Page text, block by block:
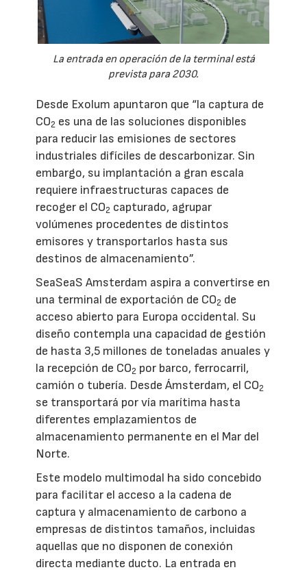
La entrada en operación de la terminal está
prevista para 2030.
Desde Exolum apuntaron que “la captura de
CO2 es una de las soluciones disponibles
para reducir las emisiones de sectores
industriales difíciles de descarbonizar. Sin
embargo, su implantación a gran escala
requiere infraestructuras capaces de
recoger el CO2 capturado, agrupar
volúmenes procedentes de distintos
emisores y transportarlos hasta sus
destinos de almacenamiento”.
SeaSeaS Amsterdam aspira a convertirse en
una terminal de exportación de CO2 de
acceso abierto para Europa occidental. Su
diseño contempla una capacidad de gestión
de hasta 3,5 millones de toneladas anuales y
la recepción de CO2 por barco, ferrocarril,
camión o tubería. Desde Ámsterdam, el CO2
se transportará por vía marítima hasta
diferentes emplazamientos de
almacenamiento permanente en el Mar del
Norte.
Este modelo multimodal ha sido concebido
para facilitar el acceso a la cadena de
captura y almacenamiento de carbono a
empresas de distintos tamaños, incluidas
aquellas que no disponen de conexión
directa mediante ducto. La entrada en